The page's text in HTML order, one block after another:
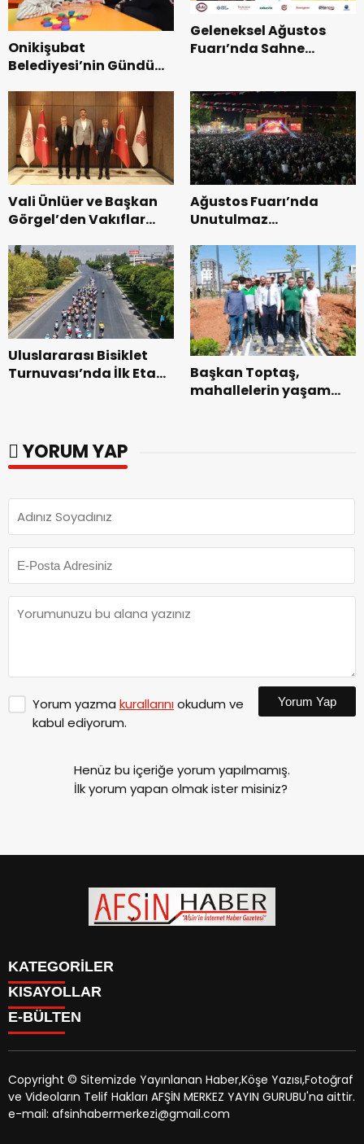
Onikişubat
Belediyesi’nin Gündüz
dönemin ön kayıtları
başladı.
Geleneksel Ağustos
Fuarı’nda Sahne
Vali Ünlüer ve Başkan
Görgel’den Vakıflar
ziyaret.
Ağustos Fuarı’nda
Unutulmaz
Uluslararası Bisiklet
Turnuvası’nda İlk Etap
Başkan Toptaş,
mahallelerin yaşam
YORUM YAP
Yorum yazma kurallarınıokudum ve
kabul ediyorum.
Yorum Yap
Henüz bu içeriğe yorum yapılmamış.
İlk yorum yapan olmak ister misiniz?
KATEGORİLER
SİYASET
EĞİTİM
MAGAZİN
MANŞETLER
ÖZEL HABER
KISAYOLLAR
SİYASET
EĞİTİM
KÜLTÜR SANAT
MAGAZİN
MANŞETLER
E-BÜLTEN
afsinhaber.com e-bültenine abone olarak, tarafınıza haber,
duyuru ve kampanya içerikli e-postaların gönderilmesini
Copyright © Sitemizde Yayınlanan Haber,Köşe Yazısı,Fotoğraf
ve Videoların Telif Hakları AFŞİN MERKEZ YAYIN GURUBU'na aittir.
e-mail: afsinhabermerkezi@gmail.com